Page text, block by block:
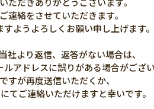
連絡をさせていただきます。
ようよろしくお願い申し上げます。
社より返信、返答がない場合は、
アドレスに誤りがある場合がござい
すが再度送信いただくか、
てご連絡いただけますと幸いです。